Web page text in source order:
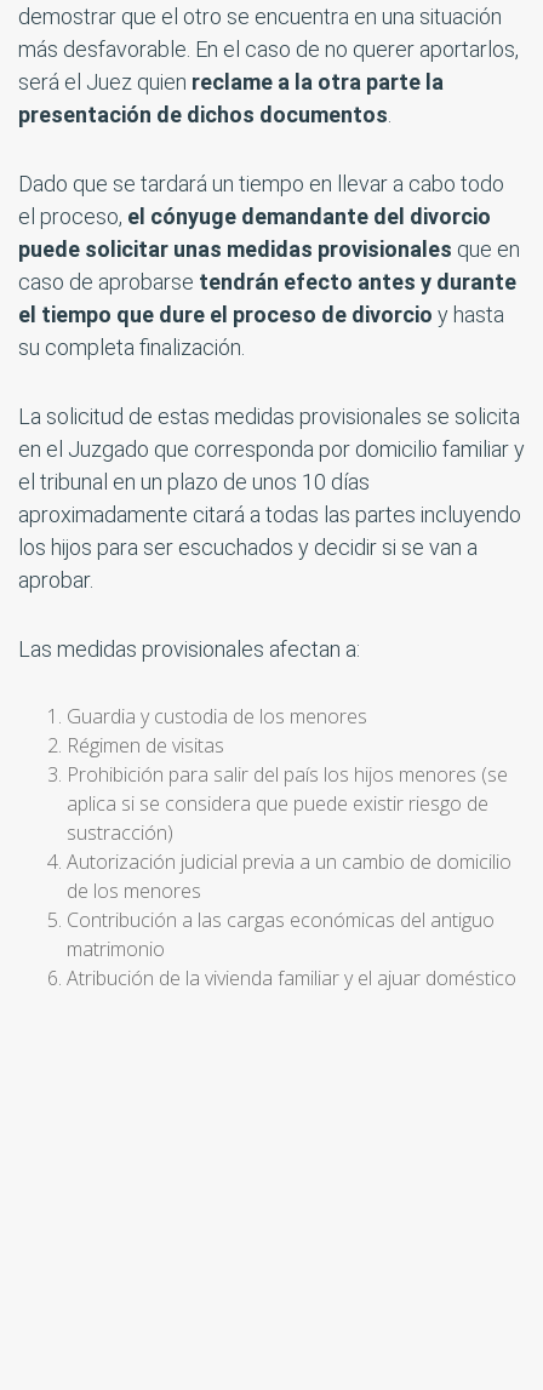
demostrar que el otro se encuentra en una situación
más desfavorable. En el caso de no querer aportarlos,
será el Juez quien reclame a la otra parte la
presentación de dichos documentos
Dado que se tardará un tiempo en llevar a cabo todo
el proceso, el cónyuge demandante del divorcio
puede solicitar unas medidas provisionales que en
caso de aprobarse tendrán efecto antes y durante
el tiempo que dure el proceso de divorcio y hasta
su completa finalización.
La solicitud de estas medidas provisionales se solicita
en el Juzgado que corresponda por domicilio familiar y
el tribunal en un plazo de unos 10 días
aproximadamente citará a todas las partes incluyendo
los hijos para ser escuchados y decidir si se van a
aprobar.
Las medidas provisionales afectan a:
Guardia y custodia de los menores
Régimen de visitas
Prohibición para salir del país los hijos menores (se
aplica si se considera que puede existir riesgo de
sustracción)
Autorización judicial previa a un cambio de domicilio
de los menores
Contribución a las cargas económicas del antiguo
matrimonio
Atribución de la vivienda familiar y el ajuar doméstico